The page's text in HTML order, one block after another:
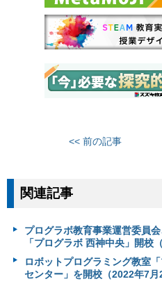
<< 前の記事
関連記事
プログラボ教育事業運営委員
「プログラボ 西神中央」開校
ロボットプログラミング教室
センター」を開校（2022年7月